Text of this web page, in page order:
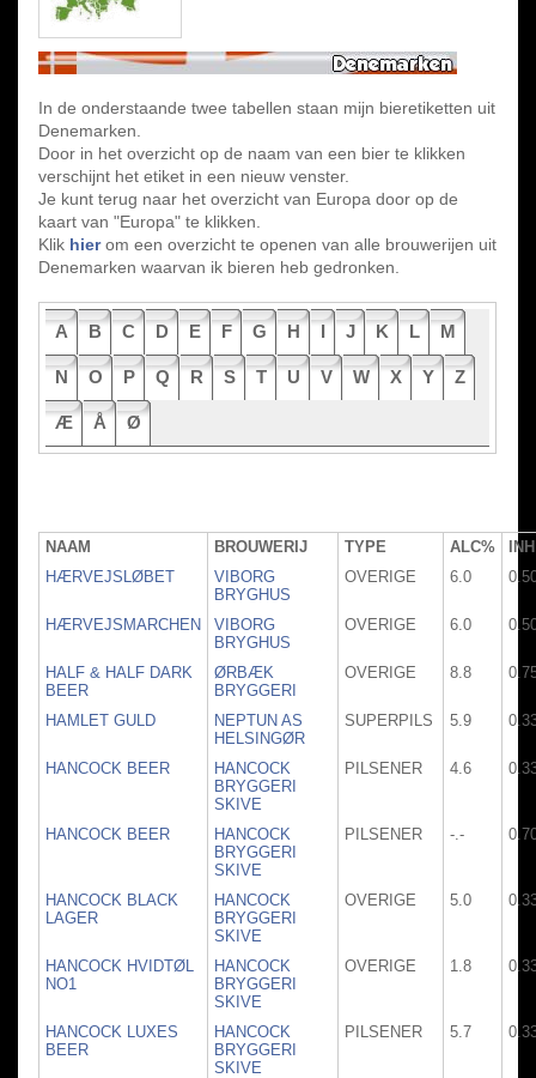
In de onderstaande twee tabellen staan mijn bieretiketten uit
Denemarken.
Door in het overzicht op de naam van een bier te klikken
verschijnt het etiket in een nieuw venster.
Je kunt terug naar het overzicht van Europa door op de
kaart van "Europa" te klikken.
Klik hierom een overzicht te openen van alle brouwerijen uit
Denemarken waarvan ik bieren heb gedronken.
A B C D E F G H I J K L M
N O P Q R S T U V W X Y Z
Æ Å Ø
NAAM BROUWERIJ TYPE ALC%
INH
HÆRVEJSLØBET
VIBORG
BRYGHUS
OVERIGE 6.0
HÆRVEJSMARCHEN
VIBORG
BRYGHUS
OVERIGE 6.0
HALF & HALF DARK
BEER
ØRBÆK
BRYGGERI
OVERIGE 8.8
HAMLET GULD
NEPTUN AS
HELSINGØR
SUPERPILS 5.9
HANCOCK BEER
HANCOCK
BRYGGERI
SKIVE
PILSENER 4.6
HANCOCK BEER
HANCOCK
BRYGGERI
SKIVE
PILSENER -.-
HANCOCK BLACK
LAGER
HANCOCK
BRYGGERI
SKIVE
OVERIGE 5.0
HANCOCK HVIDTØL
NO1
HANCOCK
BRYGGERI
SKIVE
OVERIGE 1.8
HANCOCK LUXES
BEER
HANCOCK
BRYGGERI
SKIVE
PILSENER 5.7